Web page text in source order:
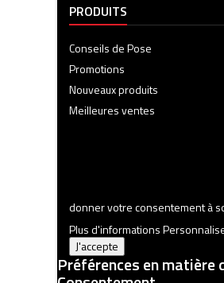
PRODUITS
Conseils de Pose
Promotions
Nouveaux produits
Meilleures ventes
donner votre consentement à
Plus d'informations
J'accepte
Préférences en matière